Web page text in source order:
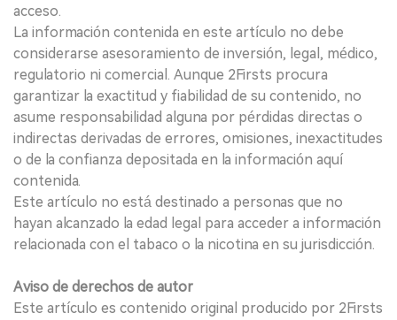
acceso.
La información contenida en este artículo no debe
considerarse asesoramiento de inversión, legal, médico,
regulatorio ni comercial. Aunque 2Firsts procura
garantizar la exactitud y fiabilidad de su contenido, no
asume responsabilidad alguna por pérdidas directas o
indirectas derivadas de errores, omisiones, inexactitudes
o de la confianza depositada en la información aquí
contenida.
Este artículo no está destinado a personas que no
hayan alcanzado la edad legal para acceder a información
relacionada con el tabaco o la nicotina en su jurisdicción.
Aviso de derechos de autor
Este artículo es contenido original producido por 2Firsts